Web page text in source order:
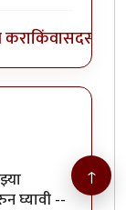
किंवासदस्य व्हा
परिकथेतील राजकुमार
घ्यावी --
↑